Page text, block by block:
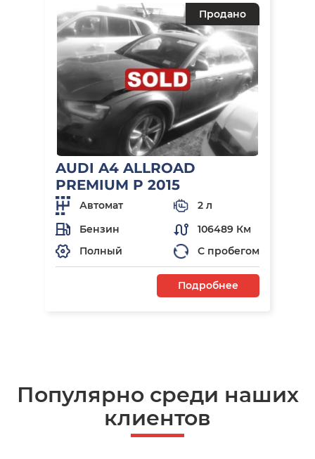
Продано
AUDI A4 ALLROAD
PREMIUM P 2015
Автомат
2 л
Бензин
106489 Км
Полный
С пробегом
Подробнее
Популярно среди наших
клиентов